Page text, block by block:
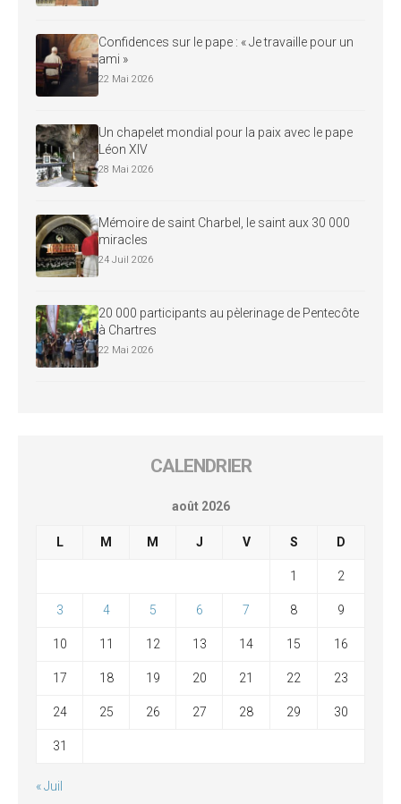
Confidences sur le pape : « Je travaille pour un
ami »
22 Mai 2026
Un chapelet mondial pour la paix avec le pape
Léon XIV
28 Mai 2026
Mémoire de saint Charbel, le saint aux 30 000
miracles
24 Juil 2026
20 000 participants au pèlerinage de Pentecôte
à Chartres
22 Mai 2026
CALENDRIER
août 2026
L M M J V S D
1 2
3 4 5 6 7 8 9
10 11 12 13 14 15 16
17 18 19 20 21 22 23
24 25 26 27 28 29 30
31
« Juil